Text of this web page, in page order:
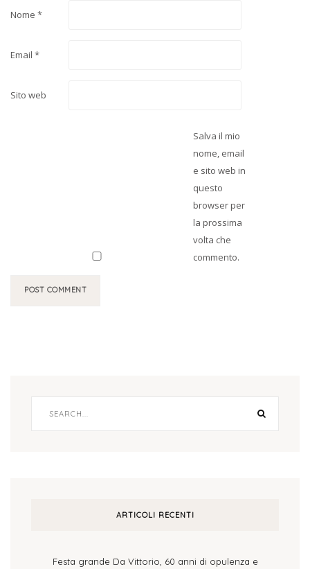
Nome *
Email *
Sito web
Salva il mio
nome, email
e sito web in
questo
browser per
la prossima
volta che
commento.
ARTICOLI RECENTI
Festa grande Da Vittorio, 60 anni di opulenza e